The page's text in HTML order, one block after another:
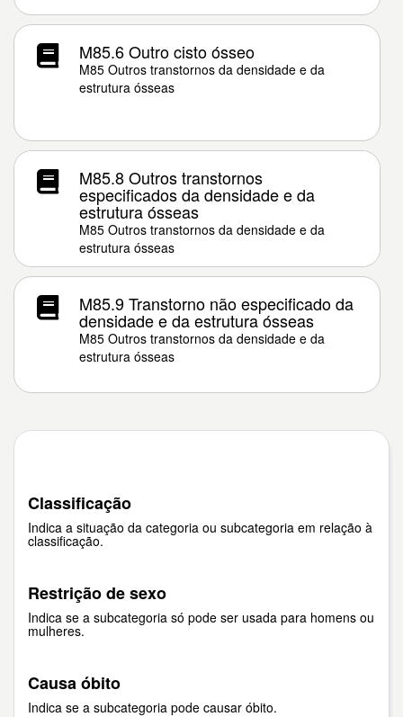
M85.6 Outro cisto ósseo
M85 Outros transtornos da densidade e da
estrutura ósseas
M85.8 Outros transtornos
especificados da densidade e da
estrutura ósseas
M85 Outros transtornos da densidade e da
estrutura ósseas
M85.9 Transtorno não especificado da
densidade e da estrutura ósseas
M85 Outros transtornos da densidade e da
estrutura ósseas
Classificação
Indica a situação da categoria ou subcategoria em relação à
classificação.
Restrição de sexo
Indica se a subcategoria só pode ser usada para homens ou
mulheres.
Causa óbito
Indica se a subcategoria pode causar óbito.